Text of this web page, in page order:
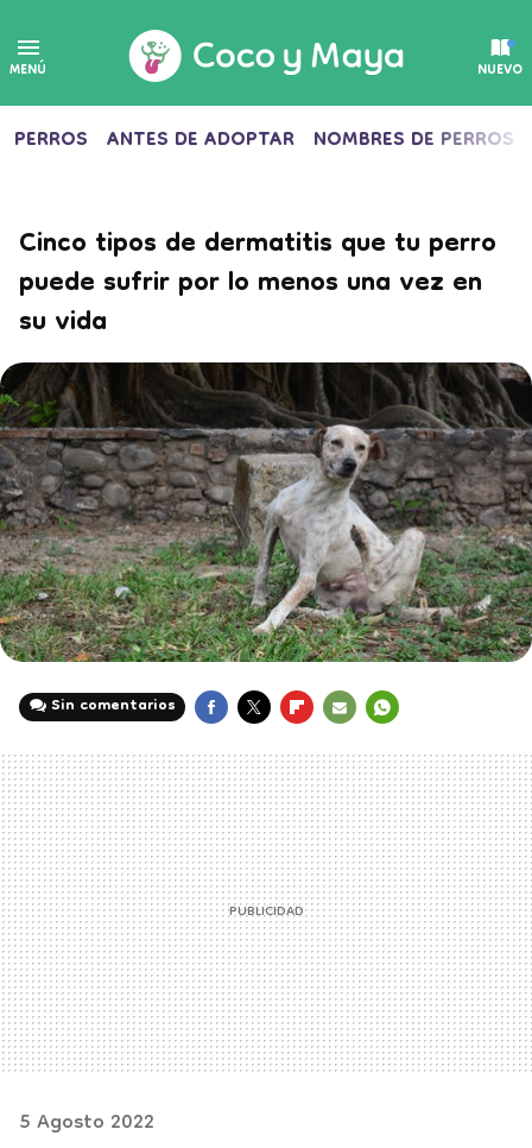
MENÚ NUEVO
PERROS ANTES DE ADOPTAR NOMBRES DE PERROS
Cinco tipos de dermatitis que tu perro
puede sufrir por lo menos una vez en
su vida
Sin comentarios
MAIL
5 Agosto 2022